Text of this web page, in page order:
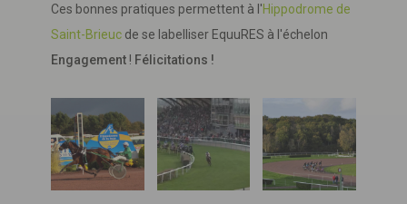
Ces bonnes pratiques permettent à l'Hippodrome de
Saint-Brieuc de se labelliser EquuRES à l'échelon
Engagement ! Félicitations !